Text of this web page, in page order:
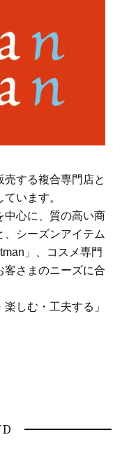
する複合専門店と
います。
中心に、質の高い商
シーズンアイテム
」、コスメ専門
客さまのニーズに合
しむ・工夫する」